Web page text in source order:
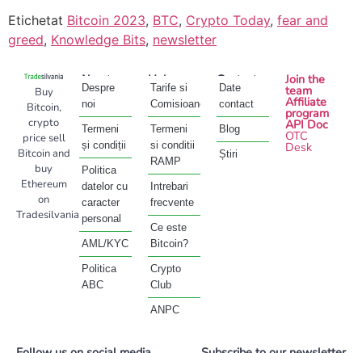
Etichetat Bitcoin 2023, BTC, Crypto Today, fear and
greed, Knowledge Bits, newsletter
Buy
Bitcoin,
crypto
price sell
Bitcoin and
buy
Ethereum
on
Tradesilvania
About
Despre
noi
Termeni
și condiții
Politica
datelor cu
caracter
personal
AML/KYC
Politica
ABC
Help
Tarife si
Comisioane
Termeni
si conditii
RAMP
Intrebari
frecvente
Ce este
Bitcoin?
Crypto
Club
ANPC
Contact
Date
contact
Blog
Știri
Join the
team
Affiliate
program
API Doc
OTC
Desk